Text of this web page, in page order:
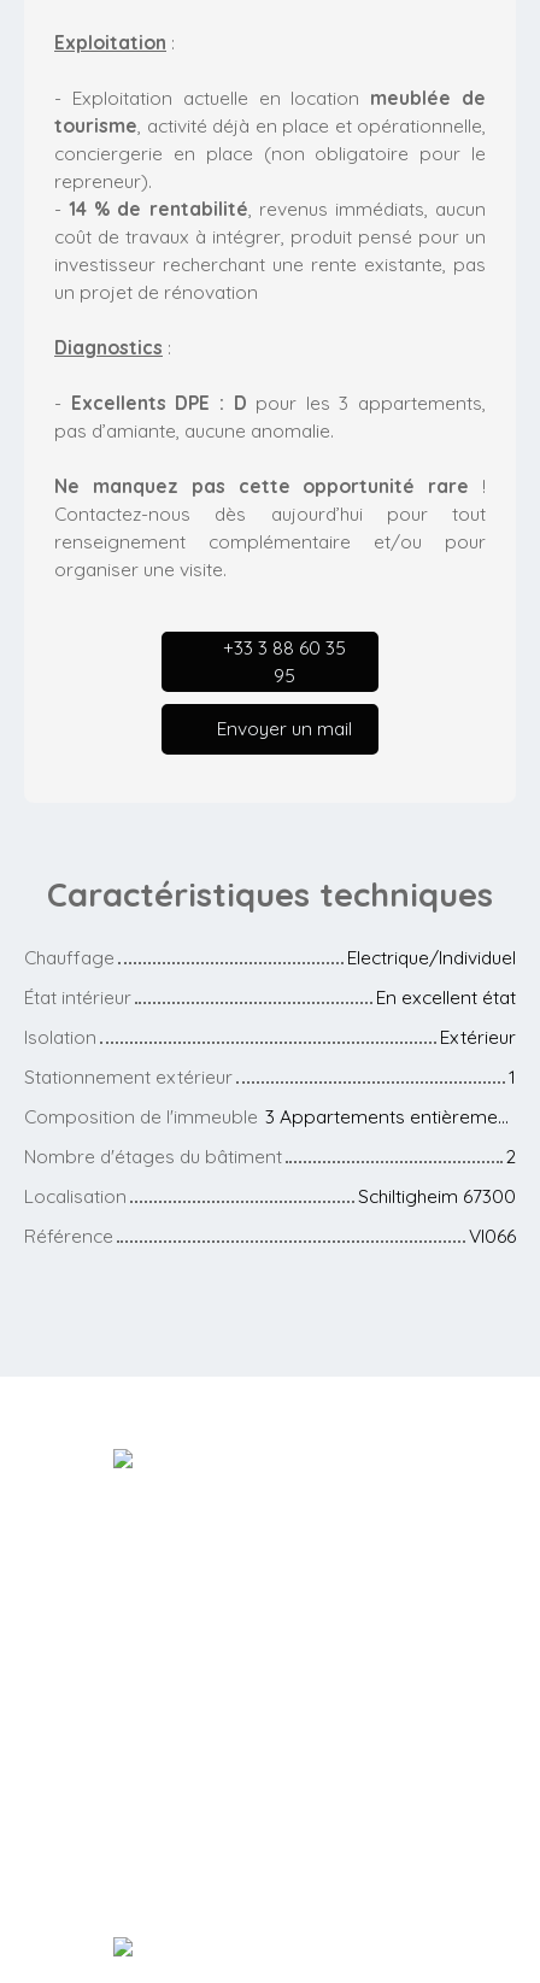
Exploitation :
- Exploitation actuelle en location meublée de
tourisme , activité déjà en place et opérationnelle,
conciergerie en place (non obligatoire pour le
repreneur).
-14 % de rentabilité , revenus immédiats, aucun
coût de travaux à intégrer, produit pensé pour un
investisseur recherchant une rente existante, pas
un projet de rénovation
Diagnostics :
- Excellents DPE : D pour les 3 appartements,
pas d’amiante, aucune anomalie.
Ne manquez pas cette opportunité rare !
Contactez-nous dès aujourd’hui pour tout
renseignement complémentaire et/ou pour
organiser une visite.
+33 3 88 60 35
95
Envoyer un mail
Caractéristiques techniques
Chauffage
Electrique/Individuel
État intérieur
En excellent état
Isolation
Extérieur
Stationnement extérieur
1
Composition de l'immeuble
3 Appartements entièrement rénovés
Nombre d'étages du bâtiment
2
Localisation
Schiltigheim 67300
Référence
VI066